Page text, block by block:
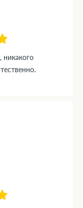
никакого